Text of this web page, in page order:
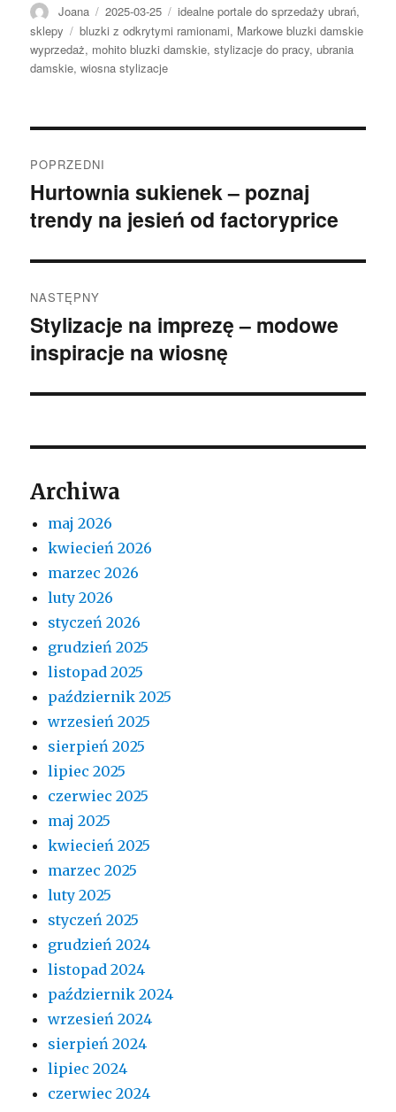
Autor
Joana Opublikowano
2025-03-25 Kategorie
idealne portale do sprzedaży ubrań,
sklepy
Tagi
bluzki z odkrytymi ramionami, Markowe bluzki damskie
wyprzedaż, mohito bluzki damskie,stylizacje do pracy, ubrania
damskie,wiosna stylizacje
wpisu
POPRZEDNI
Poprzedni
wpis:
Hurtownia sukienek – poznaj
trendy na jesień od factoryprice
NASTĘPNY
Następny
wpis:
Stylizacje na imprezę – modowe
inspiracje na wiosnę
Archiwa
maj 2026
kwiecień 2026
marzec 2026
luty 2026
styczeń 2026
grudzień 2025
listopad 2025
październik 2025
wrzesień 2025
sierpień 2025
lipiec 2025
czerwiec 2025
maj 2025
kwiecień 2025
marzec 2025
luty 2025
styczeń 2025
grudzień 2024
listopad 2024
październik 2024
wrzesień 2024
sierpień 2024
lipiec 2024
czerwiec 2024